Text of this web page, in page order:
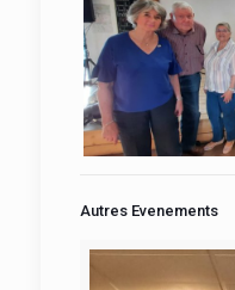
Autres Evenements